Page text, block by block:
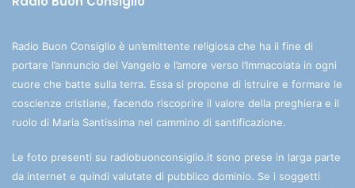
Radio Buon Consiglio è un’emittente religiosa che ha il fine di
portare l’annuncio del Vangelo e l’amore verso l’Immacolata in ogni
cuore che batte sulla terra. Essa si propone di istruire e formare le
coscienze cristiane, facendo riscoprire il valore della preghiera e il
ruolo di Maria Santissima nel cammino di santificazione.
Le foto presenti su radiobuonconsiglio.it sono prese in larga parte
da internet e quindi valutate di pubblico dominio. Se i soggetti